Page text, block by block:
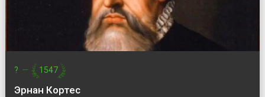
? — 1547
Эрнан Кортес